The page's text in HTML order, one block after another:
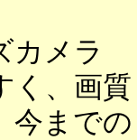
メラ
く、画質
今までの